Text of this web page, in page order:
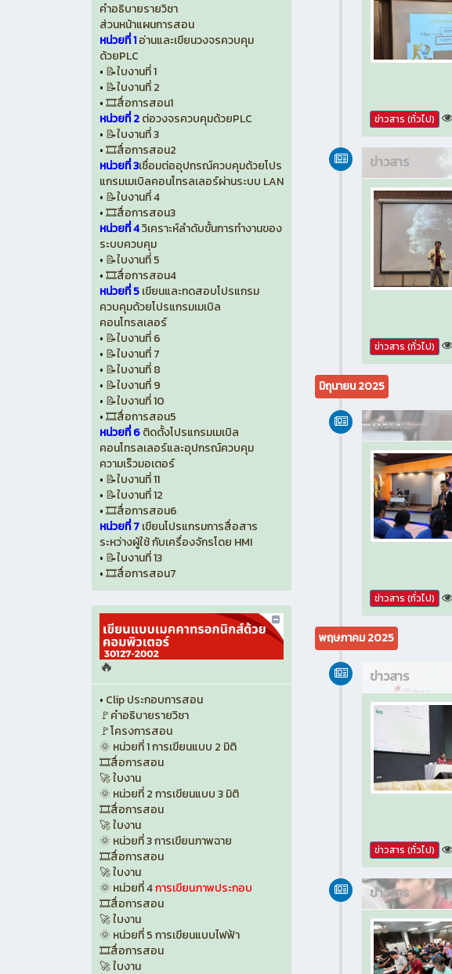
คำอธิบายรายวิชา
ส่วนหน้าแผนการสอน
หน่วยที่ 1อ่านและเขียนวงจรควบคุม
ด้วยPLC
• 📝ใบงานที่ 1
• 📝ใบงานที่ 2
•🎞️สื่อการสอน1
หน่วยที่ 2ต่อวงจรควบคุมด้วยPLC
• 📝ใบงานที่ 3
•🎞️สื่อการสอน2
หน่วยที่ 3เชื่อมต่ออุปกรณ์ควบคุมด้วยโปร
แกรมเมเบิลคอนโทรลเลอร์ผ่านระบบ LAN
• 📝ใบงานที่ 4
•🎞️สื่อการสอน3
หน่วยที่ 4วิเคราะห์ลำดับขั้นการทำงานของ
ระบบควบคุม
• 📝ใบงานที่ 5
•🎞️สื่อการสอน4
หน่วยที่ 5เขียนและทดสอบโปรแกรม
ควบคุมด้วยโปรแกรมเมเบิล
คอนโทรลเลอร์
• 📝ใบงานที่ 6
• 📝ใบงานที่ 7
• 📝ใบงานที่ 8
• 📝ใบงานที่ 9
• 📝ใบงานที่ 10
•🎞️สื่อการสอน5
หน่วยที่ 6ติดตั้งโปรแกรมเมเบิล
คอนโทรลเลอร์และอุปกรณ์ควบคุม
ความเร็วมอเตอร์
• 📝ใบงานที่ 11
• 📝ใบงานที่ 12
•🎞️สื่อการสอน6
หน่วยที่ 7เขียนโปรแกรมการสื่อสาร
ระหว่างผู้ใช้ กับเครื่องจักรโดย HMI
• 📝ใบงานที่ 13
•🎞️สื่อการสอน7
🔥
• Clip ประกอบการสอน
🚩คำอธิบายรายวิชา
🚩โครงการสอน
🌞 หน่วยที่ 1 การเขียนแบบ 2 มิติ
🎞️สื่อการสอน
🚀 ใบงาน
🌞 หน่วยที่ 2 การเขียนแบบ 3 มิติ
🎞️สื่อการสอน
🚀 ใบงาน
🌞 หน่วยที่ 3 การเขียนภาพฉาย
🎞️สื่อการสอน
🚀 ใบงาน
🌞 หน่วยที่ 4การเขียนภาพประกอบ
🎞️สื่อการสอน
🚀 ใบงาน
🌞 หน่วยที่ 5 การเขียนแบบไฟฟ้า
🎞️สื่อการสอน
🚀 ใบงาน
ข่าวสาร (ทั่วไป)
ข่าวสาร
ข่าวสาร (ทั่วไป)
มิถุนายน 2025
ข่าวสาร
ข่าวสาร (ทั่วไป)
พฤษภาคม 2025
ข่าวสาร
ข่าวสาร (ทั่วไป)
ข่าวสาร